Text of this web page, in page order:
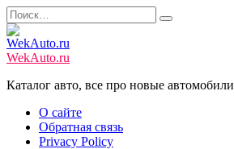
Перейти
к
содержанию
Search
for:
WekAuto.ru
Каталог авто, все про новые автомобили
О сайте
Обратная связь
Privacy Policy